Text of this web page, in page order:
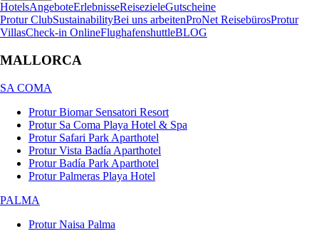
HotelsAngeboteErlebnisseReisezieleGutscheine
Protur ClubSustainabilityBei uns arbeitenProNet ReisebürosProtur
VillasCheck-in OnlineFlughafenshuttleBLOG
MALLORCA
SA COMA
Protur Biomar Sensatori Resort
Protur Sa Coma Playa Hotel & Spa
Protur Safari Park Aparthotel
Protur Vista Badía Aparthotel
Protur Badía Park Aparthotel
Protur Palmeras Playa Hotel
PALMA
Protur Naisa Palma